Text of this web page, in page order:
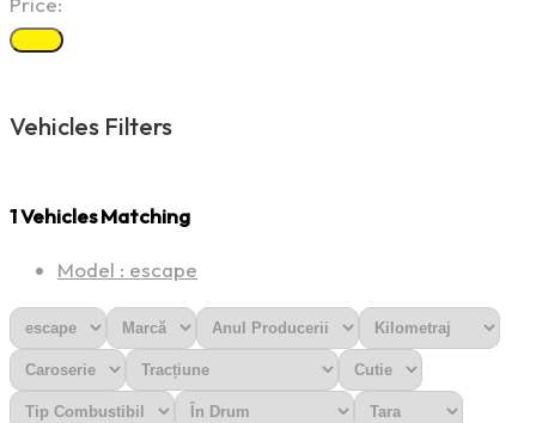
Vehicles Filters
1Vehicles Matching
Model : escape